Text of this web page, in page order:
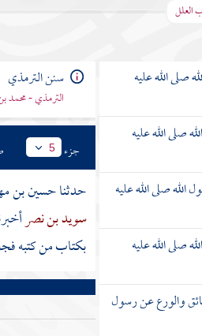
العللالله عليه
صلى الله عليه
صلى الله عليه
صلى الله عليه
صلى الله عليه
والورع عن رسول
سنن الترمذي
الترمذي - محمد
جزء 5
حدثناحسين بن
سويد بن نصر
بكتاب من كتبه